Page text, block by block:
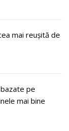
mai reușită de
pe
mai bine